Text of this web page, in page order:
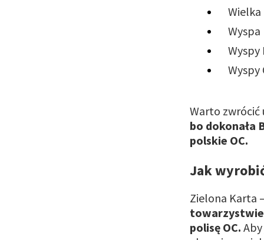
Wyspy
Warto zwrócić
bo dokonała
polskie OC.
Jak
Zielona Karta
towarzystwie
polisę OC.